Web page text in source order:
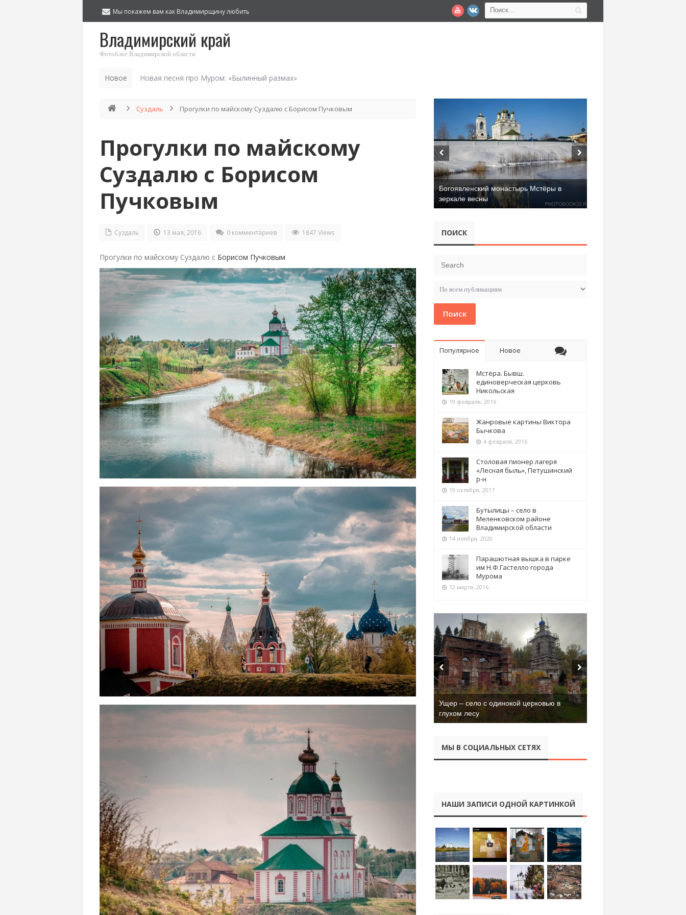
Мы покажем вам как Владимирщину любить
Владимирский край
Фотоблог Владимирской области
Новое Новая песня про Муром: «Былинный размах»
Суздаль Прогулки по майскому Суздалю с Борисом Пучковым
Прогулки по майскому
Суздалю с Борисом
Пучковым
Суздаль 13 мая, 2016 0 комментариев 1847 Views
Прогулки по майскому Суздалю с Борисом Пучковым
Богоявленский монастырь Мстёры в
зеркале весны
ПОИСК
Поиск
Популярное Новое
Мстёра. Бывш.
единоверческая церковь
Никольская
19 февраля, 2016
Жанровые картины Виктора
Бычкова
4 февраля, 2016
Столовая пионер лагеря
«Лесная быль», Петушинский
р-н
19 октября, 2017
Бутылицы – село в
Меленковском районе
Владимирской области
14 ноября, 2020
Парашютная вышка в парке
им Н.Ф.Гастелло города
Мурома
12 марта, 2016
Ущер – село с одинокой церковью в
глухом лесу
МЫ В СОЦИАЛЬНЫХ СЕТЯХ
НАШИ ЗАПИСИ ОДНОЙ КАРТИНКОЙ